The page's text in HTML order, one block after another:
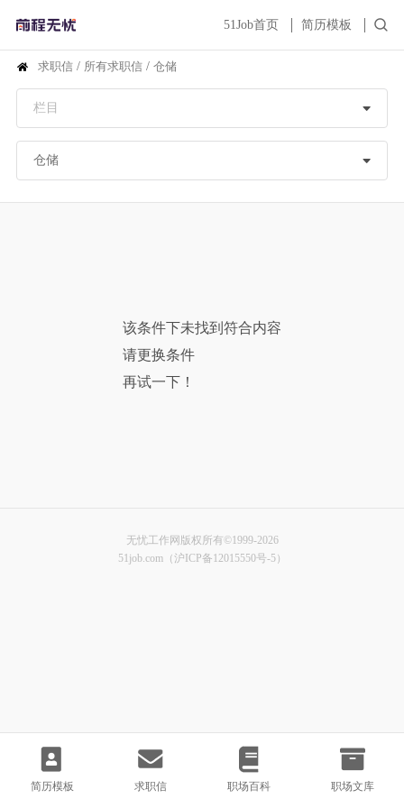
51Job首页 简历模板
简历模板 求职信 职场百科 职场文库
求职信 / 所有求职信 / 仓储
该条件下未找到符合内容
请更换条件
再试一下！
无忧工作网版权所有©1999-2026
51job.com（沪ICP备12015550号-5）